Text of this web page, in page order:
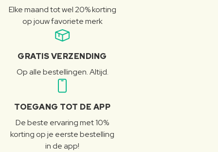
Elke maand tot wel 20% korting
op jouw favoriete merk
GRATIS VERZENDING
Op alle bestellingen. Altijd.
TOEGANG TOT DE APP
De beste ervaring met 10%
korting op je eerste bestelling
in de app!